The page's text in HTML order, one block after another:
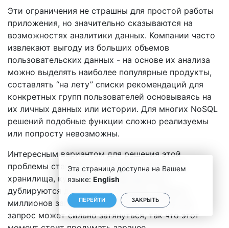
Эти ограничения не страшны для простой работы
приложения, но значительно сказываются на
возможностях аналитики данных. Компании часто
извлекают выгоду из больших объемов
пользовательских данных - на основе их анализа
можно выделять наиболее популярные продукты,
составлять “на лету” списки рекомендаций для
конкретных групп пользователей основываясь на
их личных данных или истории. Для многих NoSQL
решений подобные функции сложно реализуемы
или попросту невозможны.
Интересным вариантом для решения этой
проблемы становится создание отдельного
хранилища, куда данные периодически
дублируются для анализа. Конечно, перенос
миллионов записей частями по 1000 штук за
запрос может сильно затянуться, так что этот
Эта страница доступна на Вашем
языке: English
ПЕРЕЙТИ ЗАКРЫТЬ